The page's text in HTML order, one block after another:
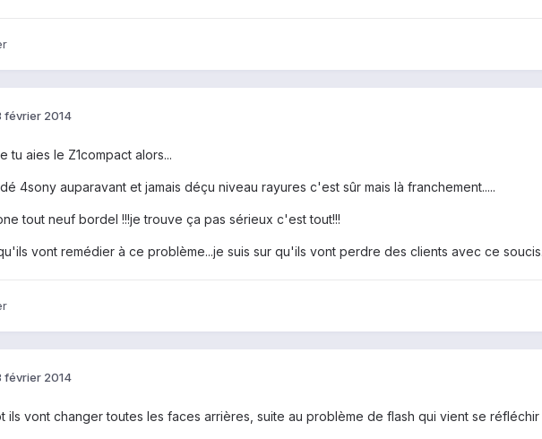
février 2014
tu aies le Z1compact alors...
4sony auparavant et jamais déçu niveau rayures c'est sûr mais là franchement.....
tout neuf bordel !!!je trouve ça pas sérieux c'est tout!!!
vont remédier à ce problème...je suis sur qu'ils vont perdre des clients avec ce
février 2014
ils vont changer toutes les faces arrières, suite au problème de flash qui vient se